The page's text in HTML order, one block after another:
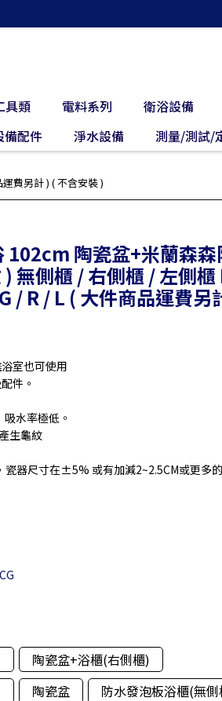
具類 電料系列 衛浴設備
配件 淨水設備 測量/測試/
費另計 ) ( 不含安裝 )
102cm 陶瓷盆+米蘭森
無側櫃 / 右側櫃 / 左側櫃
/ R / L ( 大件商品運費另
室也可使用
件。
水率極低。
生龜紋
瓷器尺寸在±5% 或有加減2~2.5CM或更多
陶瓷盆+浴櫃(右側櫃)
陶瓷盆
防水發泡板浴櫃(無